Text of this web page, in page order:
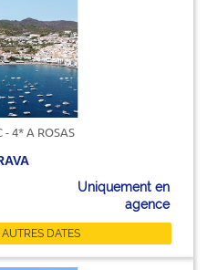
- 4* A ROSAS
Uniquement en
agence
DATES